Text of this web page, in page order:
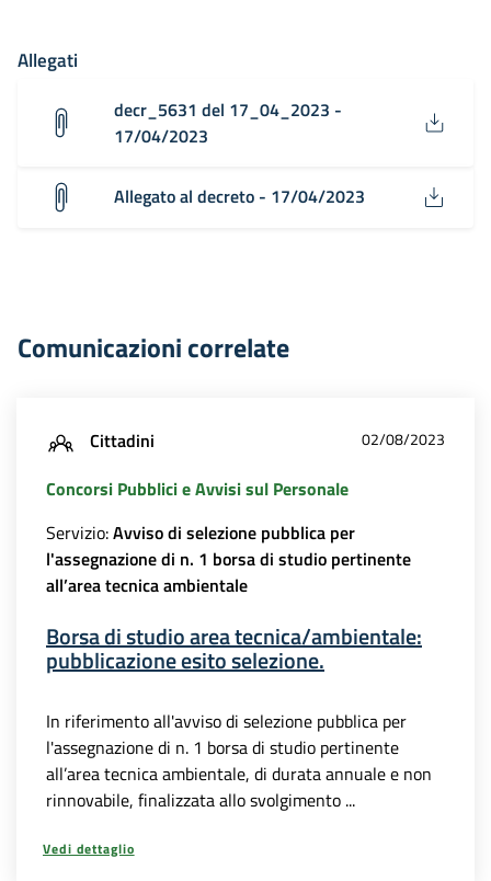
Allegati
decr_5631 del 17_04_2023 -
17/04/2023
Allegato al decreto - 17/04/2023
Comunicazioni correlate
Cittadini 02/08/2023
Concorsi Pubblici e Avvisi sul Personale
Servizio:Avviso di selezione pubblica per
l'assegnazione di n. 1 borsa di studio pertinente
all’area tecnica ambientale
Borsa di studio area tecnica/ambientale:
pubblicazione esito selezione.
In riferimento all'avviso di selezione pubblica per
l'assegnazione di n. 1 borsa di studio pertinente
all’area tecnica ambientale, di durata annuale e non
rinnovabile, finalizzata allo svolgimento ...
Vedi dettaglio